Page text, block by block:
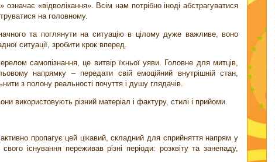
означає «відволікання». Всім нам потрібно іноді абстрагуватися
на головному.
та поглянути на ситуацію в цілому дуже важливе, воно
ситуації, зробити крок вперед.
самопізнання, це витвір їхньої уяви. Головне для митців,
напрямку – передати свій емоційний внутрішній стан,
з полону реальності почуття і душу глядачів.
використовують різний матеріал і фактуру, стилі і прийоми.
активно пропагує цей цікавий, складний для сприйняття напрям у
існування переживав різні періоди: розквіту та занепаду,